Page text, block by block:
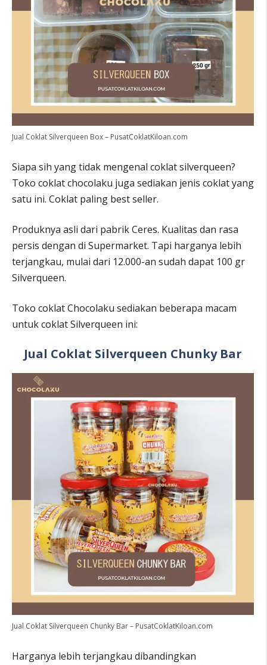
Jual Coklat Silverqueen Box – PusatCoklatKiloan.com
Siapa sih yang tidak mengenal coklat silverqueen?
Toko coklat chocolaku juga sediakan jenis coklat yang
satu ini. Coklat paling best seller.
Produknya asli dari pabrik Ceres. Kualitas dan rasa
persis dengan di Supermarket. Tapi harganya lebih
terjangkau, mulai dari 12.000-an sudah dapat 100 gr
Silverqueen.
Toko coklat Chocolaku sediakan beberapa macam
untuk coklat Silverqueen ini:
Jual Coklat Silverqueen Chunky Bar
Jual Coklat Silverqueen Chunky Bar – PusatCoklatKiloan.com
Harganya lebih terjangkau dibandingkan